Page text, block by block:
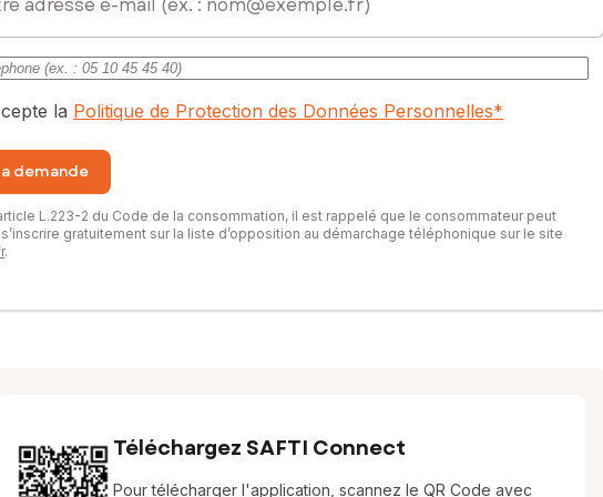
la Politique de Protection des Données Personnelles*
demande
L.223-2 du Code de la consommation, il est rappelé que le consommateur peut
gratuitement sur la liste d’opposition au démarchage téléphonique sur le site
.
Téléchargez SAFTI Connect
Pour télécharger l'application, scannez le QR Code avec